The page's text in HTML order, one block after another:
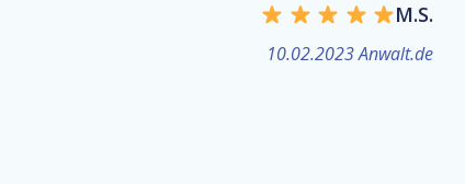
M.S.
10.02.2023 Anwalt.de